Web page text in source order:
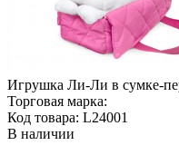
Игрушка Ли-Ли в сумке-
Торговая марка:
Код товара: L24001
В наличии